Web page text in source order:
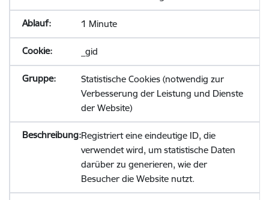
1 Minute
_gid
Statistische Cookies (notwendig zur
Verbesserung der Leistung und Dienste
der Website)
Registriert eine eindeutige ID, die
verwendet wird, um statistische Daten
darüber zu generieren, wie der
Besucher die Website nutzt.